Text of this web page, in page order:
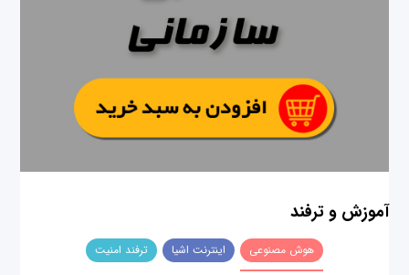
آموزش و ترفند
هوش مصنوعی اینترنت اشیا ترفند امنیت